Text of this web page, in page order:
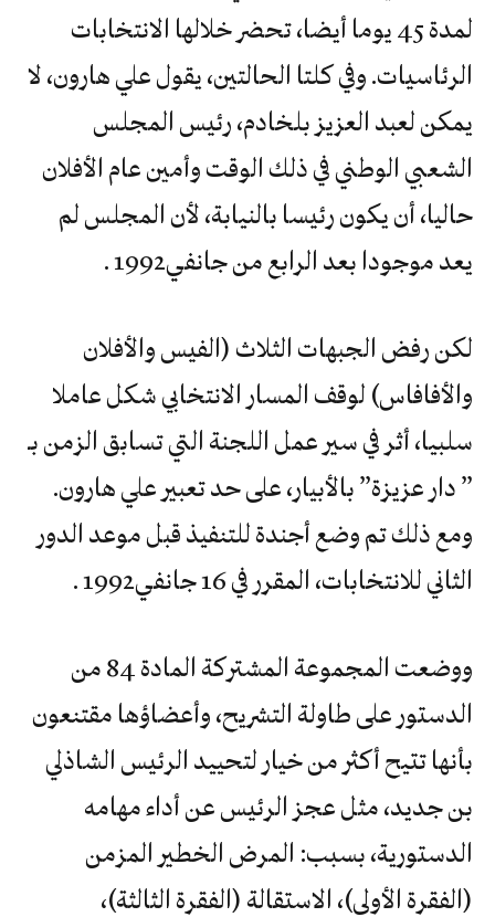
لمدة 45 يوما أيضا، تحضر خلالها الانتخابات
‬يعد‭ ‬موجودا‭ ‬بعد‭ ‬الرابع‭ ‬من‭ ‬جانفي‭ ‬1992.‬
لكن رفض الجبهات الثلاث (الفيس والأفلان
والأفافاس) لوقف المسار الانتخابي شكل عاملا
سلبيا، أثر في سير عمل اللجنة التي تسابق الزمن بـ
” دار عزيزة” بالأبيار، على حد تعبير علي هارون.
ومع ذلك تم وضع أجندة للتنفيذ قبل موعد الدور
الثاني للانتخابات، المقرر في 16 جانفي‭ ‬1992.
ووضعت المجموعة المشتركة المادة 84 من
الدستور على طاولة التشريح، وأعضاؤها مقتنعون
بأنها تتيح أكثر من خيار لتحييد الرئيس الشاذلي
بن جديد، مثل عجز الرئيس عن أداء مهامه
الدستورية، بسبب: المرض الخطير المزمن
(الفقرة الأولى)، الاستقالة (الفقرة الثالثة)،